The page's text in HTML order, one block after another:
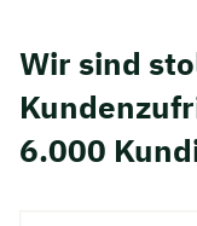
Wir sind
6.000